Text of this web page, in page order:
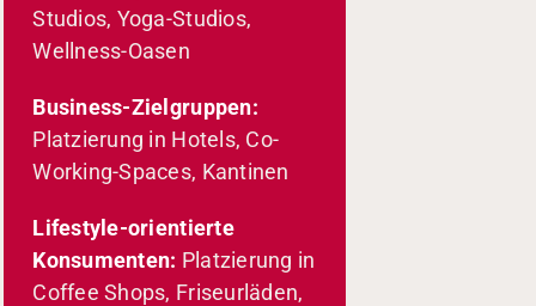
Studios, Yoga-Studios,
Wellness-Oasen
Business-Zielgruppen:
Platzierung in Hotels, Co-
Working-Spaces, Kantinen
Lifestyle-orientierte
Konsumenten: Platzierung in
Coffee Shops, Friseurläden,